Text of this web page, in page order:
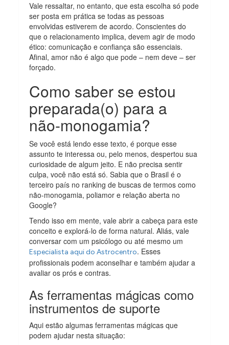
Vale ressaltar, no entanto, que esta escolha só pode
ser posta em prática se todas as pessoas
envolvidas estiverem de acordo. Conscientes do
que o relacionamento implica, devem agir de modo
ético: comunicação e confiança são essenciais.
Afinal, amor não é algo que pode – nem deve – ser
forçado.
Como saber se estou
preparada(o) para a
não-monogamia?
Se você está lendo esse texto, é porque esse
assunto te interessa ou, pelo menos, despertou sua
curiosidade de algum jeito. E não precisa sentir
culpa, você não está só. Sabia que o Brasil é o
terceiro país no ranking de buscas de termos como
não-monogamia, poliamor e relação aberta no
Google?
Tendo isso em mente, vale abrir a cabeça para este
conceito e explorá-lo de forma natural. Aliás, vale
conversar com um psicólogo ou até mesmo um
Especialista aqui do Astrocentro. Esses
profissionais podem aconselhar e também ajudar a
avaliar os prós e contras.
As ferramentas mágicas como
instrumentos de suporte
Aqui estão algumas ferramentas mágicas que
podem ajudar nesta situação: